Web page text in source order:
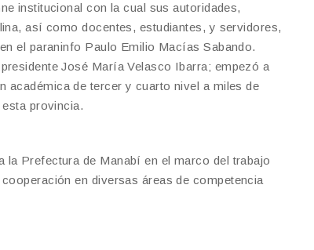
institucional con la cual sus autoridades,
así como docentes, estudiantes, y servidores,
el paraninfo Paulo Emilio Macías Sabando.
José María Velasco Ibarra; empezó a
académica de tercer y cuarto nivel a miles de
provincia.
la Prefectura de Manabí en el marco del trabajo
en diversas áreas de competencia